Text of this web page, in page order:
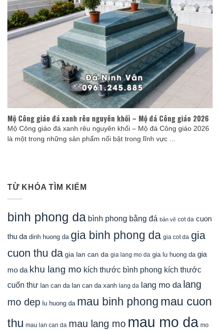
Mộ Công giáo đá xanh rêu nguyên khối – Mộ đá Công giáo 2026
Mộ Công giáo đá xanh rêu nguyên khối – Mộ đá Công giáo 2026
là một trong những sản phẩm nổi bật trong lĩnh vực ...
TỪ KHÓA TÌM KIẾM
binh phong da bình phong bằng đá bản vẽ cot da cuon
thu da dinh huong da gia binh phong da gia cot da gia
cuon thu da gia lan can da gia lang mo da gia lu huong da gia
mo da khu lang mo kích thước bình phong kích thước
cuốn thư lan can da lan can da xanh lang da lang mo da lang
mo dep lu huong da mau binh phong mau cuon
thu mau lan can da mau lang mo mau mo da mo